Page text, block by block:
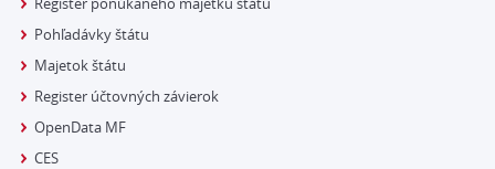
Pohľadávky štátu
Majetok štátu
Register účtovných závierok
OpenData MF
CES